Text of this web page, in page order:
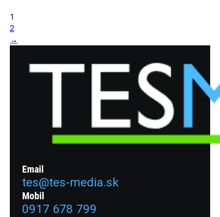
1
2
→
Email
tes@tes-media.sk
Mobil
0917 678 799